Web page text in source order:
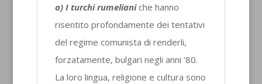
a) I turchi rumelianiche hanno
risentito profondamente dei tentativi
del regime comunista di renderli,
forzatamente, bulgari negli anni ’80.
La loro lingua, religione e cultura sono